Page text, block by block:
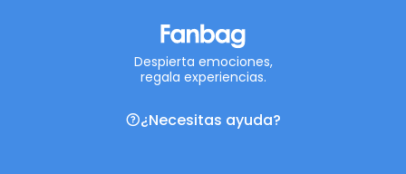
Despierta emociones,
regala experiencias.
¿Necesitas ayuda?